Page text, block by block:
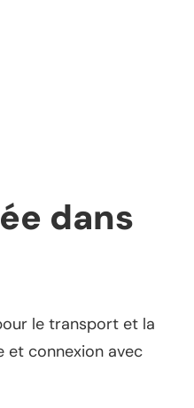
dans
le transport et la
et connexion avec